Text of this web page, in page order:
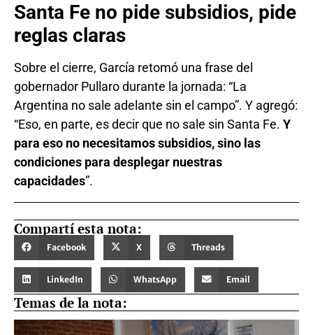
Santa Fe no pide subsidios, pide
reglas claras
Sobre el cierre, García retomó una frase del
gobernador Pullaro durante la jornada: “La
Argentina no sale adelante sin el campo”. Y agregó:
“Eso, en parte, es decir que no sale sin Santa Fe. Y
para eso no necesitamos subsidios, sino las
condiciones para desplegar nuestras
capacidades”.
Compartí esta nota:
Facebook X Threads
LinkedIn WhatsApp Email
Temas de la nota: